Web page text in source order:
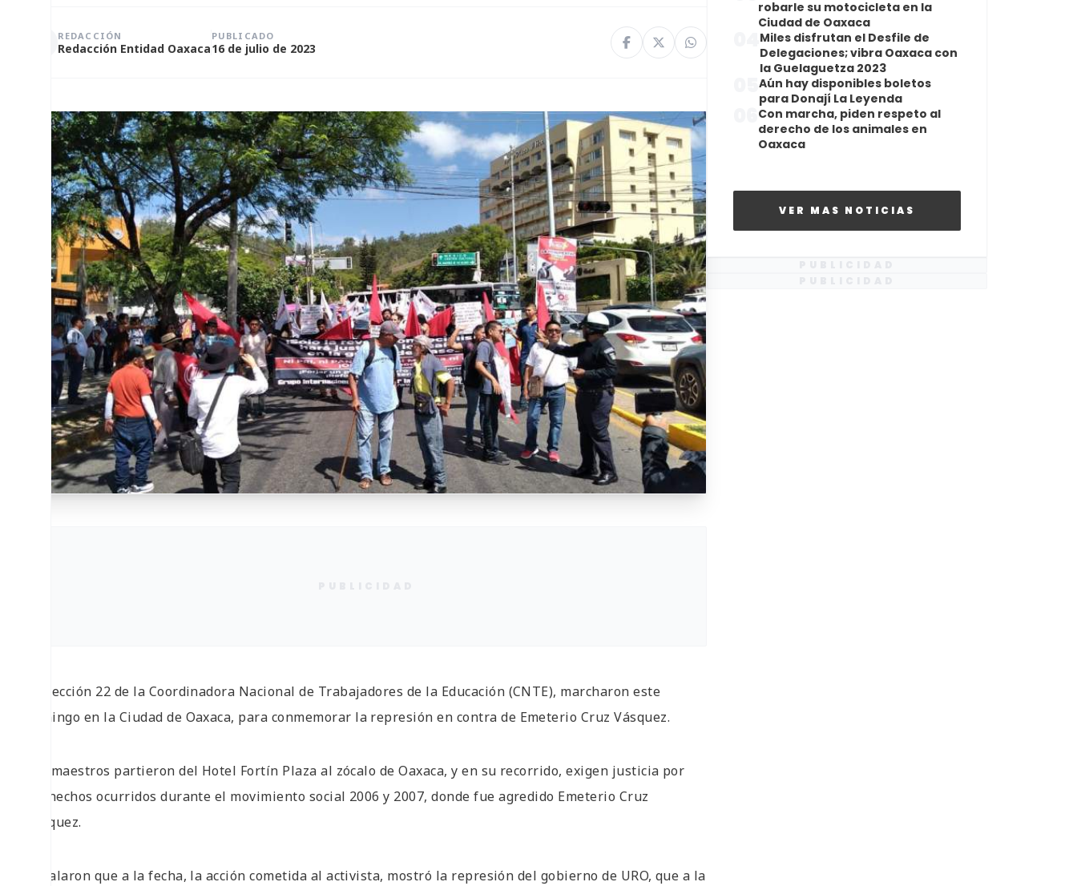
REDACCIÓN
Redacción Entidad Oaxaca
PUBLICADO
16 de julio de 2023
La Sección 22 de la Coordinadora Nacional de Trabajadores de la Educación (CNTE), marcharon este
domingo en la Ciudad de Oaxaca, para conmemorar la represión en contra de Emeterio Cruz Vásquez.
Los maestros partieron del Hotel Fortín Plaza al zócalo de Oaxaca, y en su recorrido, exigen justicia por
los hechos ocurridos durante el movimiento social 2006 y 2007, donde fue agredido Emeterio Cruz
Vásquez.
Señalaron que a la fecha, la acción cometida al activista, mostró la represión del gobierno de URO, que a la
robarle su motocicleta en la
Ciudad de Oaxaca
Miles disfrutan el Desfile de
Delegaciones; vibra Oaxaca con
la Guelaguetza 2023
Aún hay disponibles boletos
para Donají La Leyenda
Con marcha, piden respeto al
derecho de los animales en
Oaxaca
VER MAS NOTICIAS